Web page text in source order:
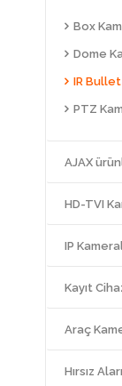
Box
Dome
IR
PTZ
AJAX
HD-TVI
IP
Kayıt
Araç
Hırsız